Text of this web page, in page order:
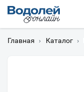
Главная › Каталог ›